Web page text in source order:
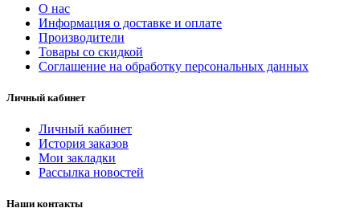
О нас
Информация о доставке и оплате
Производители
Товары со скидкой
Соглашение на обработку персональных данных
Личный кабинет
Личный кабинет
История заказов
Мои закладки
Рассылка новостей
Наши контакты